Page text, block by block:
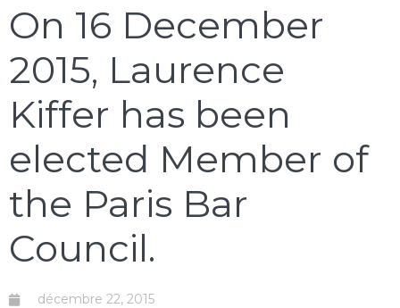
On 16 December
2015, Laurence
Kiffer has been
elected Member of
the Paris Bar
Council.
décembre 22, 2015